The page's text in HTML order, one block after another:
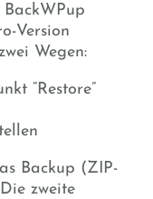
Version
Wegen:
“Restore”
Backup (ZIP-
zweite